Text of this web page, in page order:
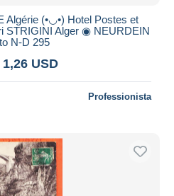
Algérie (•◡•) Hotel Postes et
STRIGINI Alger ◉ NEURDEIN
N-D 295
1,26 USD
Professionista